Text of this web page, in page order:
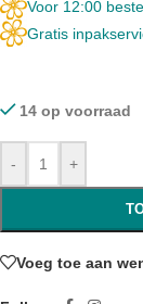
Voor 12:00
Gratis
14 op voorraad
- +
Voeg toe aan